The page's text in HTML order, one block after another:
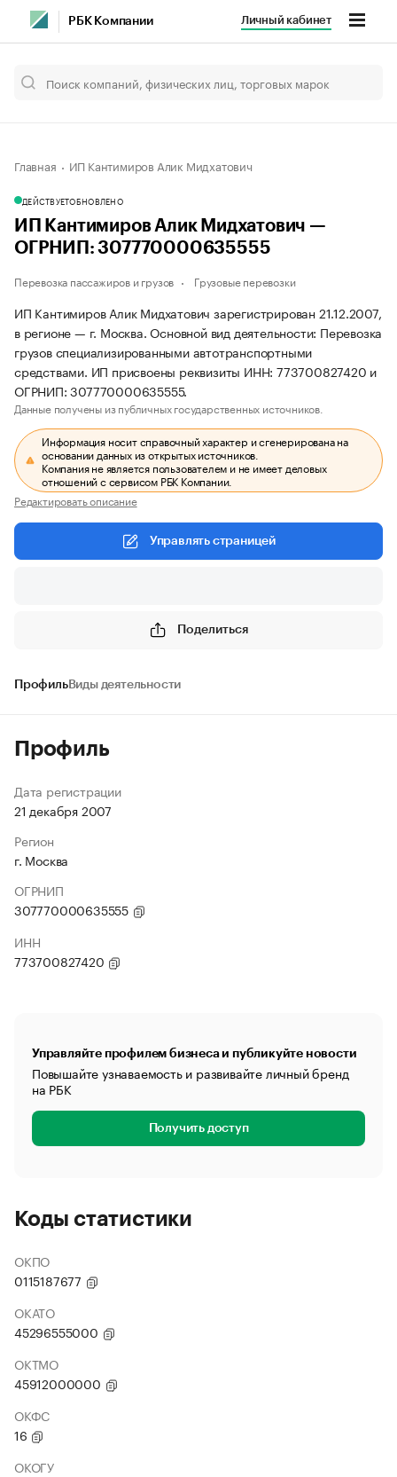
РБК Компании Личный кабинет
Главная ИП Кантимиров Алик Мидхатович
ДЕЙСТВУЕТОБНОВЛЕНО
ИП Кантимиров Алик Мидхатович —
ОГРНИП: 307770000635555
Перевозка пассажиров и грузов Грузовые перевозки
ИП Кантимиров Алик Мидхатович зарегистрирован 21.12.2007,
в регионе — г. Москва. Основной вид деятельности: Перевозка
грузов специализированными автотранспортными
средствами. ИП присвоены реквизиты ИНН: 773700827420 и
ОГРНИП: 307770000635555.
Данные получены из публичных государственных источников.
Информация носит справочный характер и сгенерирована на
основании данных из открытых источников.
Компания не является пользователем и не имеет деловых
отношений с сервисом РБК Компании.
Редактировать описание
Управлять страницей
Поделиться
ПрофильВиды деятельности
Профиль
Дата регистрации
21 декабря 2007
Регион
г. Москва
ОГРНИП
307770000635555
ИНН
773700827420
Управляйте профилем бизнеса и публикуйте новости
Повышайте узнаваемость и развивайте личный бренд
на РБК
Получить доступ
Коды статистики
ОКПО
0115187677
ОКАТО
45296555000
ОКТМО
45912000000
ОКФС
16
ОКОГУ